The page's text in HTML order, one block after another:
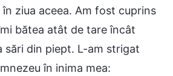
ziua aceea. Am fost cuprins
bătea atât de tare încât
sări din piept. L-am strigat
în inima mea: